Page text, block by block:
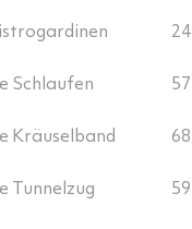
24
Schlaufen 57
Kräuselband 68
Tunnelzug 59